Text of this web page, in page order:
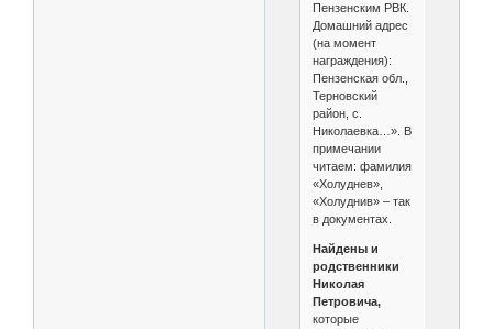
Пензенским РВК.
Домашний адрес
(на момент
награждения):
Пензенская обл.,
Терновский
район, с.
Николаевка…». В
примечании
читаем: фамилия
«Холуднев»,
«Холуднив» – так
в документах.
Найдены и
родственники
Николая
Петровича,
которые